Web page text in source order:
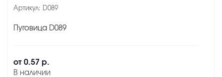
Артикул: D089
Пуговица D089
от 0.57 р.
В наличии